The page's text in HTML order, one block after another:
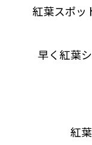
紅葉スポッ
早く紅葉
紅